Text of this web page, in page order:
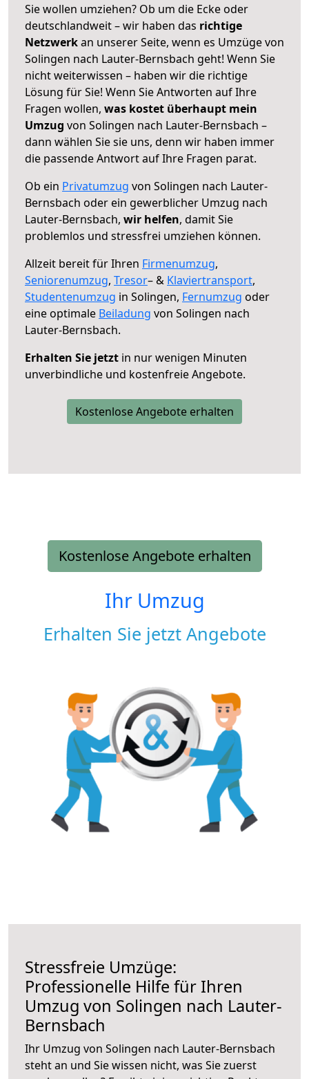
Sie wollen umziehen? Ob um die Ecke oder
deutschlandweit – wir haben das richtige
Netzwerkan unserer Seite, wenn es Umzüge von
Solingen nach Lauter-Bernsbach geht! Wenn Sie
nicht weiterwissen – haben wir die richtige
Lösung für Sie! Wenn Sie Antworten auf Ihre
Fragen wollen, was kostet überhaupt mein
Umzug von Solingen nach Lauter-Bernsbach –
dann wählen Sie sie uns, denn wir haben immer
die passende Antwort auf Ihre Fragen parat.
Ob ein Privatumzug von Solingen nach Lauter-
Bernsbach oder ein gewerblicher Umzug nach
Lauter-Bernsbach, wir helfen, damit Sie
problemlos und stressfrei umziehen können.
Allzeit bereit für Ihren Firmenumzug,
Seniorenumzug, Tresor– & Klaviertransport,
Studentenumzug in Solingen, Fernumzug oder
eine optimale Beiladung von Solingen nach
Lauter-Bernsbach.
Erhalten Sie jetzt in nur wenigen Minuten
unverbindliche und kostenfreie Angebote.
Kostenlose Angebote erhalten
Kostenlose Angebote erhalten
Ihr Umzug
Erhalten Sie jetzt Angebote
Stressfreie Umzüge:
Professionelle Hilfe für Ihren
Umzug von Solingen nach Lauter-
Bernsbach
Ihr Umzug von Solingen nach Lauter-Bernsbach
steht an und Sie wissen nicht, was Sie zuerst